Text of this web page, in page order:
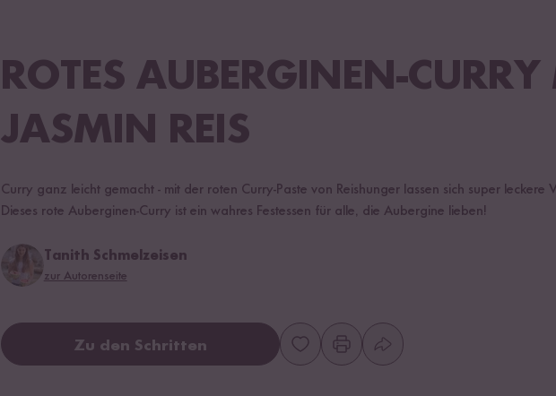
ROTES AUBERGINEN-
JASMIN REIS
Curry ganz leicht gemacht - mit der roten Curry-Paste von Reishunger lassen sich super leckere
Dieses rote Auberginen-Curry ist ein wahres Festessen für alle, die Aubergine lieben!
Tanith Schmelzeisen
zur Autorenseite
Zu den Schritten